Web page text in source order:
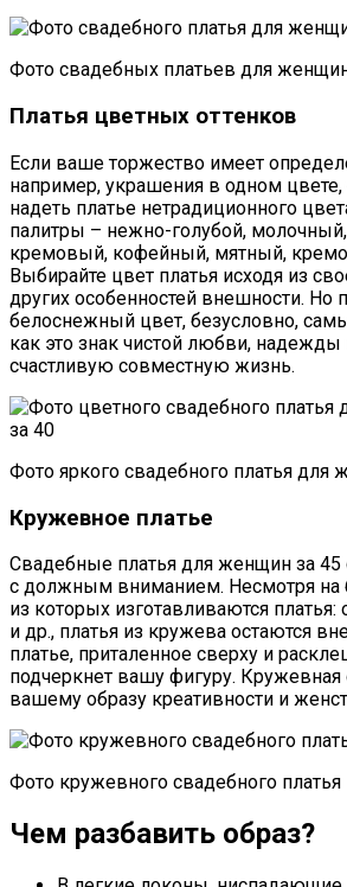
Фото свадебных платьев для
Платья цветных оттенков
Если ваше торжество имеет
например, украшения в одном цвете,
надеть платье нетрадиционного
палитры – нежно-голубой,
кремовый, кофейный, мятный,
Выбирайте цвет платья исходя из
других особенностей внешности. Но
белоснежный цвет, безусловно,
как это знак чистой любви,
счастливую совместную жизнь.
Фото яркого свадебного платья для
Кружевное платье
Свадебные платья для женщин за 45
с должным вниманием. Несмотря на
из которых изготавливаются платья:
и др., платья из кружева остаются
платье, приталенное сверху и
подчеркнет вашу фигуру. Кружевная
вашему образу креативности и
Фото кружевного свадебного платья
Чем разбавить образ?